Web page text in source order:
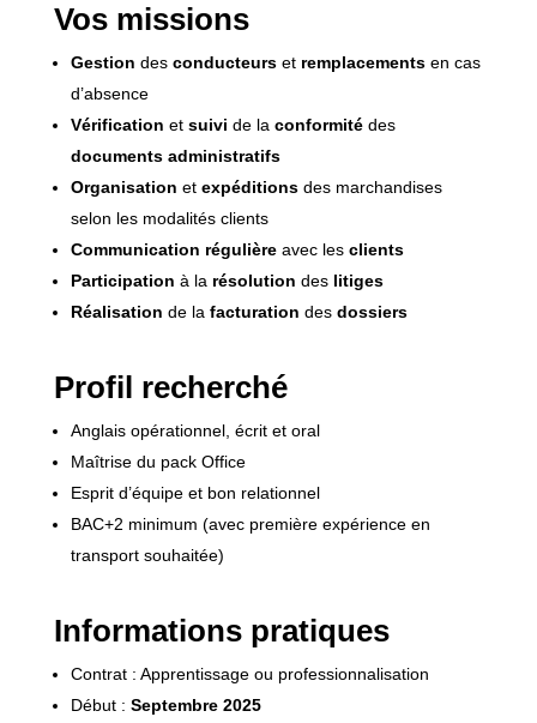
Vos missions
Gestion des conducteurs et remplacements en cas
d’absence
Vérification et suivi de la conformité des
documents administratifs
Organisation et expéditions des marchandises
selon les modalités clients
Communication régulière avec les clients
Participation à la résolution des litiges
Réalisation de la facturation des dossiers
Profil recherché
Anglais opérationnel, écrit et oral
Maîtrise du pack Office
Esprit d’équipe et bon relationnel
BAC+2 minimum (avec première expérience en
transport souhaitée)
Informations pratiques
Contrat : Apprentissage ou professionnalisation
Début : Septembre 2025